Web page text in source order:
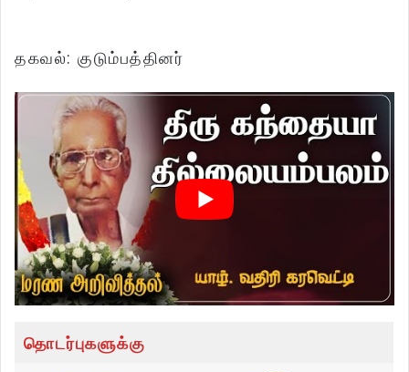
தகவல்: குடும்பத்தினர்
தொடர்புகளுக்கு